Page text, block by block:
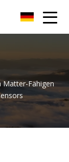
Matter-Fähigen